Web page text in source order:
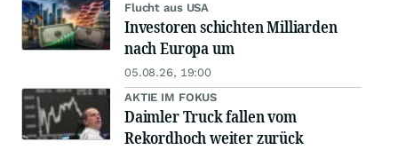
Flucht aus USA
Investoren schichten Milliarden
nach Europa um
05.08.26, 19:00
AKTIE IM FOKUS
Daimler Truck fallen vom
Rekordhoch weiter zurück